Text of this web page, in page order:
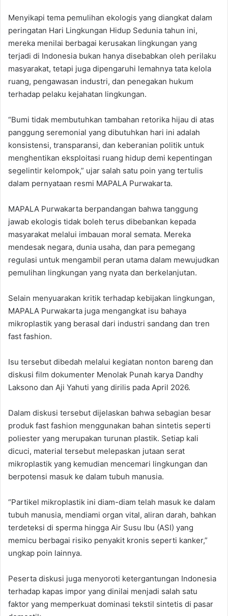
Menyikapi tema pemulihan ekologis yang diangkat dalam
peringatan Hari Lingkungan Hidup Sedunia tahun ini,
mereka menilai berbagai kerusakan lingkungan yang
terjadi di Indonesia bukan hanya disebabkan oleh perilaku
masyarakat, tetapi juga dipengaruhi lemahnya tata kelola
ruang, pengawasan industri, dan penegakan hukum
terhadap pelaku kejahatan lingkungan.
“Bumi tidak membutuhkan tambahan retorika hijau di atas
panggung seremonial yang dibutuhkan hari ini adalah
konsistensi, transparansi, dan keberanian politik untuk
menghentikan eksploitasi ruang hidup demi kepentingan
segelintir kelompok,” ujar salah satu poin yang tertulis
dalam pernyataan resmi MAPALA Purwakarta.
MAPALA Purwakarta berpandangan bahwa tanggung
jawab ekologis tidak boleh terus dibebankan kepada
masyarakat melalui imbauan moral semata. Mereka
mendesak negara, dunia usaha, dan para pemegang
regulasi untuk mengambil peran utama dalam mewujudkan
pemulihan lingkungan yang nyata dan berkelanjutan.
Selain menyuarakan kritik terhadap kebijakan lingkungan,
MAPALA Purwakarta juga mengangkat isu bahaya
mikroplastik yang berasal dari industri sandang dan tren
fast fashion.
Isu tersebut dibedah melalui kegiatan nonton bareng dan
diskusi film dokumenter Menolak Punah karya Dandhy
Laksono dan Aji Yahuti yang dirilis pada April 2026.
Dalam diskusi tersebut dijelaskan bahwa sebagian besar
produk fast fashion menggunakan bahan sintetis seperti
poliester yang merupakan turunan plastik. Setiap kali
dicuci, material tersebut melepaskan jutaan serat
mikroplastik yang kemudian mencemari lingkungan dan
berpotensi masuk ke dalam tubuh manusia.
“Partikel mikroplastik ini diam-diam telah masuk ke dalam
tubuh manusia, mendiami organ vital, aliran darah, bahkan
terdeteksi di sperma hingga Air Susu Ibu (ASI) yang
memicu berbagai risiko penyakit kronis seperti kanker,”
ungkap poin lainnya.
Peserta diskusi juga menyoroti ketergantungan Indonesia
terhadap kapas impor yang dinilai menjadi salah satu
faktor yang memperkuat dominasi tekstil sintetis di pasar